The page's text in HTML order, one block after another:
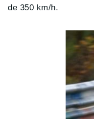
de 350 km/h.